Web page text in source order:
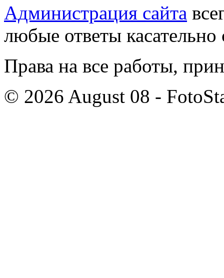
Администрация сайта
любые ответы касательно
Права на все работы,
© 2026 August 08 -